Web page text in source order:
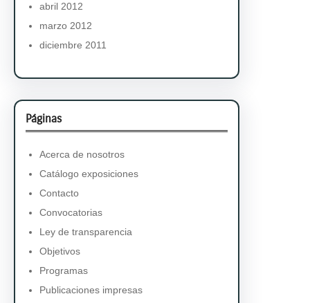
abril 2012
marzo 2012
diciembre 2011
Páginas
Acerca de nosotros
Catálogo exposiciones
Contacto
Convocatorias
Ley de transparencia
Objetivos
Programas
Publicaciones impresas